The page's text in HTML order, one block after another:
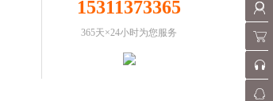
15311373365
365天×24小时为您服务